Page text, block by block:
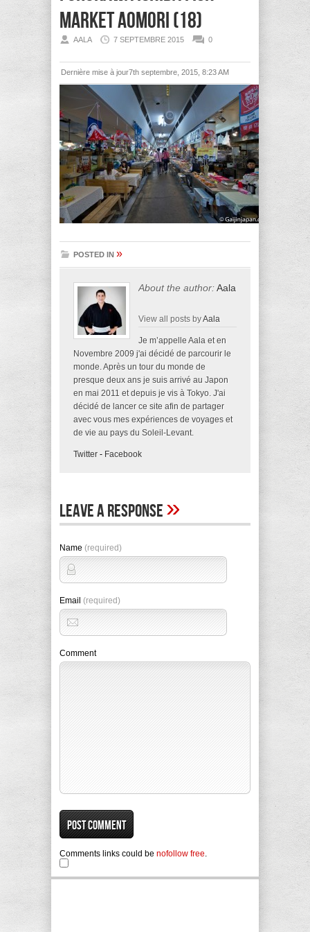
Market Aomori (18)
AALA 7 SEPTEMBRE 2015 0
Dernière mise à jour7th septembre, 2015, 8:23 AM
POSTED IN »
About the author:Aala
View all posts byAala
Je m’appelle Aala et en
Novembre 2009 j'ai décidé de parcourir le
monde. Après un tour du monde de
presque deux ans je suis arrivé au Japon
en mai 2011 et depuis je vis à Tokyo. J'ai
décidé de lancer ce site afin de partager
avec vous mes expériences de voyages et
de vie au pays du Soleil-Levant.
Twitter - Facebook
Leave A Response»
Name (required)
Email (required)
Comment
Comments links could be nofollow free.